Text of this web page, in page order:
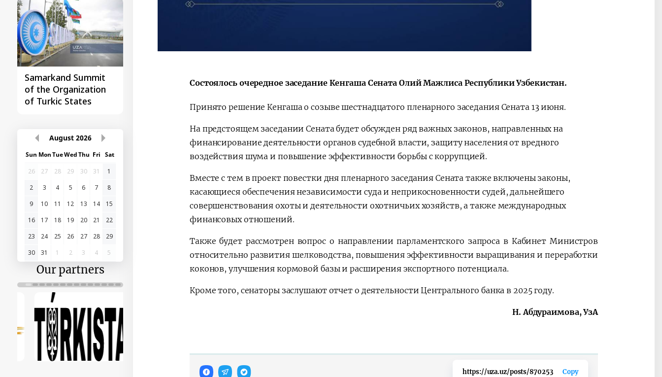
Samarkand Summit
of the Organization
of Turkic States
First Central Asia -
China Summit
August 2026
Sun MonTueWedThu Fri Sat
26
27 28 29 30 31
1
2
3 4 5 6 7
8
9
10 11 12 13 14
15
16
17 18 19 20 21
22
23
24 25 26 27 28
29
30
31 1 2 3 4 5
Our partners
Состоялось очередное заседание Кенгаша Сената Олий Мажлиса Республики Узбекистан.
Принято решение Кенгаша о созыве шестнадцатого пленарного заседания Сената 13 июня.
На предстоящем заседании Сената будет обсужден ряд важных законов, направленных на
финансирование деятельности органов судебной власти, защиту населения от вредного
воздействия шума и повышение эффективности борьбы с коррупцией.
Вместе с тем в проект повестки дня пленарного заседания Сената также включены законы,
касающиеся обеспечения независимости суда и неприкосновенности судей, дальнейшего
совершенствования охоты и деятельности охотничьих хозяйств, а также международных
финансовых отношений.
Также будет рассмотрен вопрос о направлении парламентского запроса в Кабинет Министров
относительно развития шелководства, повышения эффективности выращивания и переработки
коконов, улучшения кормовой базы и расширения экспортного потенциала.
Кроме того, сенаторы заслушают отчет о деятельности Центрального банка в 2025 году.
Н. Абдураимова, УзА
https://uza.uz/posts/870253 Copy